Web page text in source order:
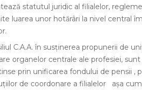
statutul juridic al filialelor,
luarea unor hotărâri la nivel central
C.A.A. în susținerea propunerii de
organelor centrale ale profesiei,
prin unificarea fondului de pensii ,
de coordonare a filialelor așa